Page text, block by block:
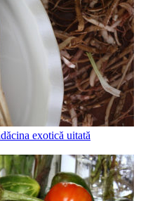
exotică uitată